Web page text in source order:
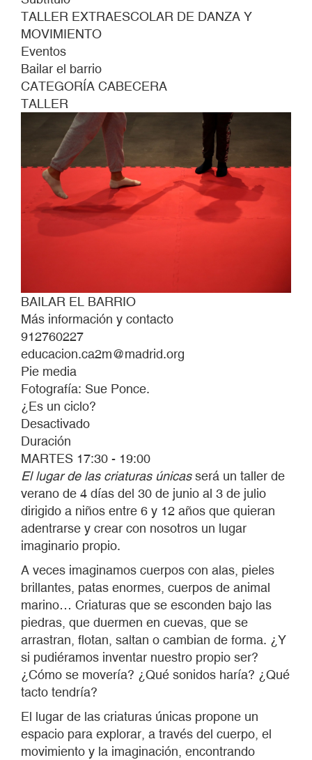
TALLER EXTRAESCOLAR DE DANZA Y
MOVIMIENTO
Eventos
Bailar el barrio
CATEGORÍA CABECERA
TALLER
BAILAR EL BARRIO
Más información y contacto
912760227
educacion.ca2m@madrid.org
Pie media
Fotografía: Sue Ponce.
¿Es un ciclo?
Desactivado
Duración
MARTES 17:30 - 19:00
El lugar de las criaturas únicasserá un taller de
verano de 4 días del 30 de junio al 3 de julio
dirigido a niños entre 6 y 12 años que quieran
adentrarse y crear con nosotros un lugar
imaginario propio.
A veces imaginamos cuerpos con alas, pieles
brillantes, patas enormes, cuerpos de animal
marino… Criaturas que se esconden bajo las
piedras, que duermen en cuevas, que se
arrastran, flotan, saltan o cambian de forma. ¿Y
si pudiéramos inventar nuestro propio ser?
¿Cómo se movería? ¿Qué sonidos haría? ¿Qué
tacto tendría?
El lugar de las criaturas únicas propone un
espacio para explorar, a través del cuerpo, el
movimiento y la imaginación, encontrando